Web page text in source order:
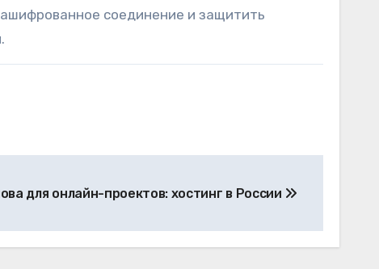
соединение и защитить
для онлайн-проектов: хостинг в России